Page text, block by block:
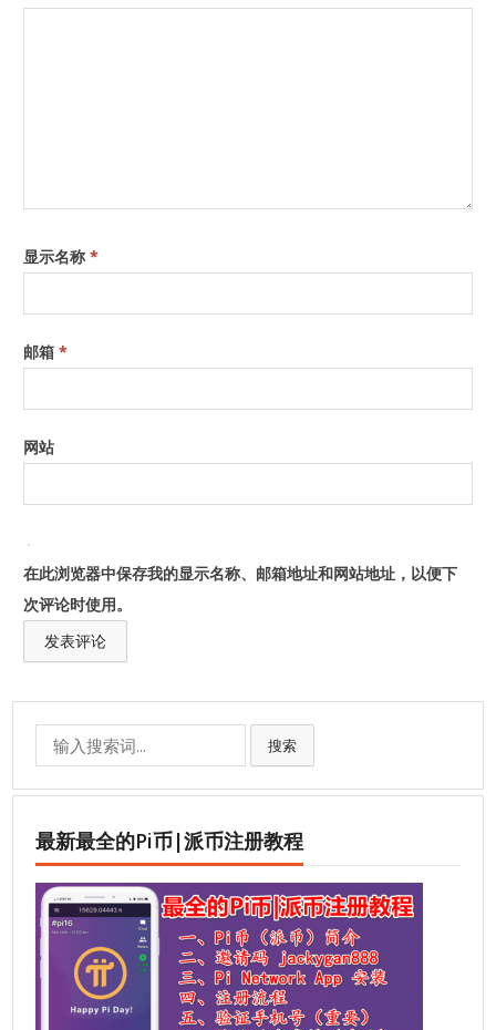
显示名称*
邮箱*
网站
在此浏览器中保存我的显示名称、邮箱地址和网站地址，以便下
次评论时使用。
Search
for:
搜索
最新最全的Pi币|派币注册教程